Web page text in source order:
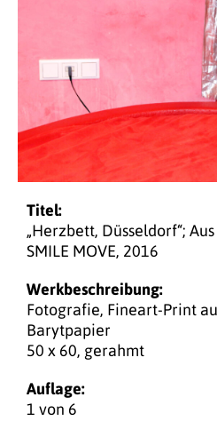
Titel:
„Herzbett, Düsseldorf“;
SMILE MOVE, 2016
Werkbeschreibung:
Fotografie, Fineart-Print
Barytpapier
50 x 60, gerahmt
Auflage:
1 von 6